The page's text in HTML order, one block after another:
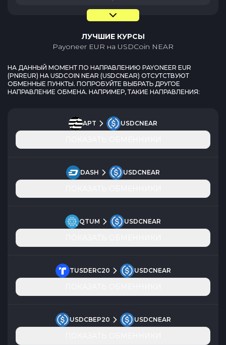
ЛУЧШИЕ КУРСЫ
Payoneer EUR на USDCoin NEAR
НА ДАННЫЙ МОМЕНТ ПО НАПРАВЛЕНИЮ PAYONEER EUR
(PNREUR) НА USDCOIN NEAR (USDCNEAR) ОТСУТСТВУЮТ
ОБМЕННЫЕ ПУНКТЫ. ПОПРОБУЙТЕ ВЫБРАТЬ ДРУГОЕ
НАПРАВЛЕНИЕ ОБМЕНА. НАПРИМЕР, ТАКИЕ НАПРАВЛЕНИЯ:
APT USDCNEAR
DASH USDCNEAR
QTUM USDCNEAR
TUSDERC20 USDCNEAR
USDCBEP20 USDCNEAR